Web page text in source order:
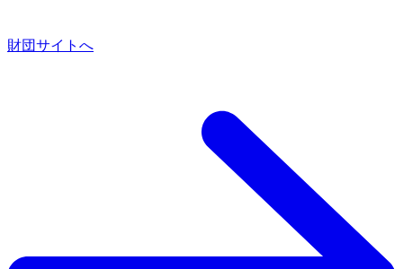
財団サイトへ